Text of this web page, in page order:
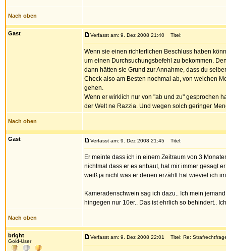
Nach oben
Gast Verfasst am: 9. Dez 2008 21:40 Titel:
Wenn sie einen richterlichen Beschluss haben
um einen Durchsuchungsbefehl zu bekommen.
dann hätten sie Grund zur Annahme, dass du
Check also am Besten nochmal ab, von welchen
gehen.
Wenn er wirklich nur von "ab und zu" gesprochen
der Welt ne Razzia. Und wegen solch geringer
Nach oben
Gast Verfasst am: 9. Dez 2008 21:45 Titel:
Er meinte dass ich in einem Zeitraum von 3
nichtmal dass er es anbaut, hat mir immer gesagt
weiß ja nicht was er denen erzählt hat wieviel ich
Kameradenschwein sag ich dazu.. Ich mein
hingegen nur 10er.. Das ist ehrlich so behindert..
Nach oben
bright
Gold-User
Verfasst am: 9. Dez 2008 22:01 Titel: Re: